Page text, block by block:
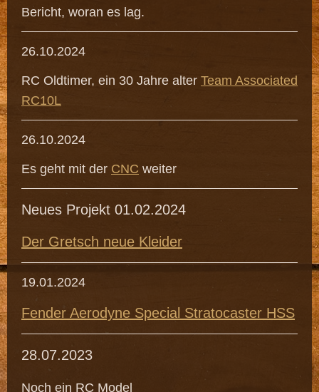
Bericht, woran es lag.
26.10.2024
RC Oldtimer, ein 30 Jahre alter Team Associated
RC10L
26.10.2024
Es geht mit der CNC weiter
Neues Projekt 01.02.2024
Der Gretsch neue Kleider
19.01.2024
Fender Aerodyne Special Stratocaster HSS
28.07.2023
Noch ein RC Model